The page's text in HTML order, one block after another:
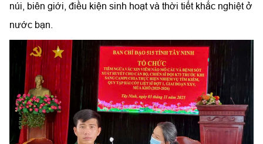
núi, biên giới, điều kiện sinh hoạt và thời tiết khắc nghiệt ở
nước bạn.